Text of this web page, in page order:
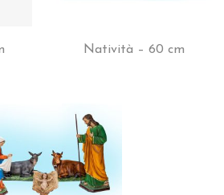
Natività – 60 cm